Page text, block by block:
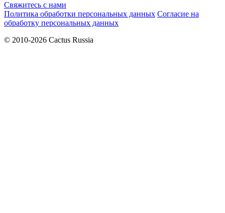
Свяжитесь с нами
Политика обработки персональных данных Согласие на
обработку персональных данных
© 2010-2026 Cactus Russia